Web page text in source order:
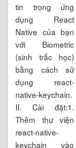
tin trong ứng
dụng React
Native của bạn
với Biometric
(sinh trắc học)
bằng cách sử
dụng react-
native-keychain.
II. Cài đặt:‌‌‌‌1.
Thêm thư viện
react-native-
keychain vào